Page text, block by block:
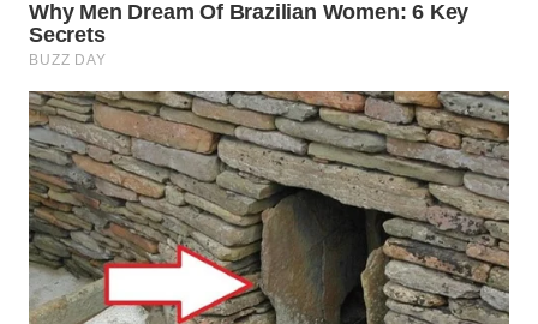
WAHANA
TANI
WAHANA
ADVOKAT
WAHANA
INFRASTRUKTUR
WAHANA